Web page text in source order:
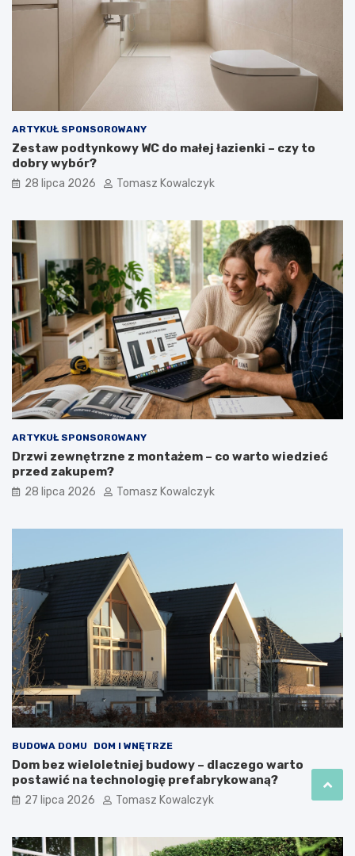
ARTYKUŁ SPONSOROWANY
Zestaw podtynkowy WC do małej łazienki – czy to
dobry wybór?
28 lipca 2026 Tomasz Kowalczyk
ARTYKUŁ SPONSOROWANY
Drzwi zewnętrzne z montażem – co warto wiedzieć
przed zakupem?
28 lipca 2026 Tomasz Kowalczyk
BUDOWA DOMU DOM I WNĘTRZE
Dom bez wieloletniej budowy – dlaczego warto
postawić na technologię prefabrykowaną?
27 lipca 2026 Tomasz Kowalczyk